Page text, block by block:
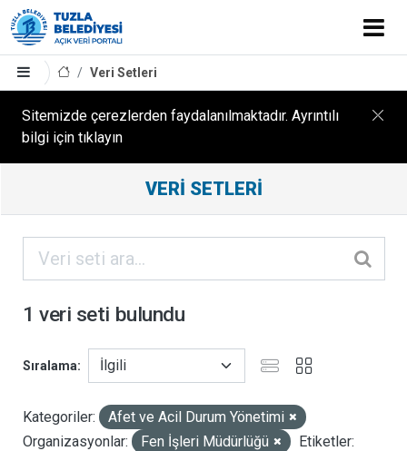
Veri Setleri
Sitemizde çerezlerden faydalanılmaktadır. Ayrıntılı
bilgi için tıklayın
Sonuçları
ORGANIZASYONLAR
KATEGORILER
ETIKETLER
LISANSLAR
VERI SETLERI
1 veri seti bulundu
Sıralama
Kategoriler:
Afet ve Acil Durum Yönetimi
Organizasyonlar:
Fen İşleri Müdürlüğü
Etiketler: